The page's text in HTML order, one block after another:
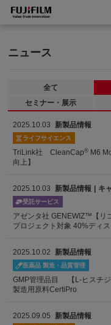
ニュース
全て
セミナー・展示
2025.10.03 新製品情報
ライフサイエンス
TriLink社 CleanCap® M6
向上】
2025.10.03 新製品情報 キ
受託サービス
アゼンタ社 GENEWIZ™【リ
プロジェクト対象 40%ディ
2025.10.02 新製品情報
医薬品 製造・品質管理
GMP管理品目 【L-ヒスチ
製造用原料CertiPro
2025.09.05 新製品情報